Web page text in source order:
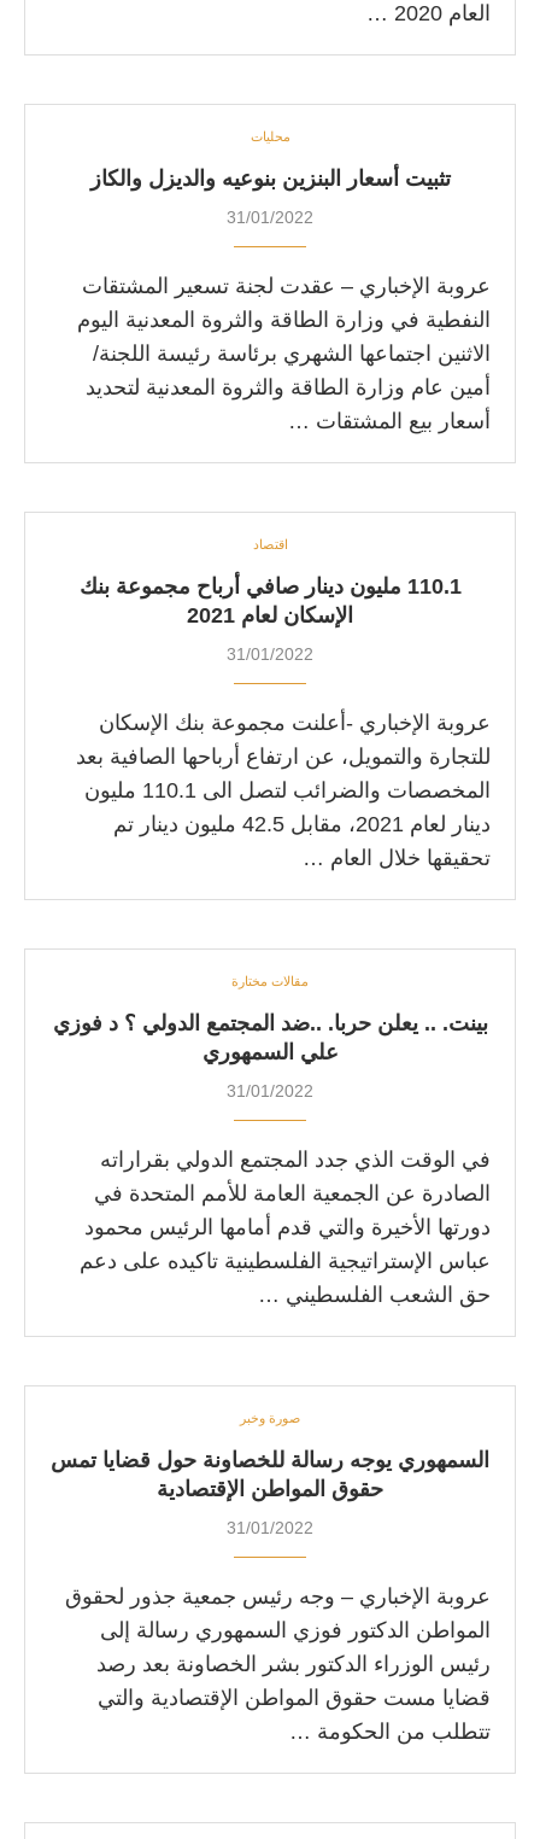
العام 2020 …
محليات
تثبيت أسعار البنزين بنوعيه والديزل والكاز
31/01/2022
عروبة الإخباري – عقدت لجنة تسعير المشتقات
النفطية في وزارة الطاقة والثروة المعدنية اليوم
الاثنين اجتماعها الشهري برئاسة رئيسة اللجنة/
أمين عام وزارة الطاقة والثروة المعدنية لتحديد
أسعار بيع المشتقات …
اقتصاد
110.1 مليون دينار صافي أرباح مجموعة بنك
الإسكان لعام 2021
31/01/2022
عروبة الإخباري -أعلنت مجموعة بنك الإسكان
للتجارة والتمويل، عن ارتفاع أرباحها الصافية بعد
المخصصات والضرائب لتصل الى 110.1 مليون
دينار لعام 2021، مقابل 42.5 مليون دينار تم
تحقيقها خلال العام …
مقالات مختارة
بينت. .. يعلن حربا. ..ضد المجتمع الدولي ؟ د فوزي
علي السمهوري
31/01/2022
في الوقت الذي جدد المجتمع الدولي بقراراته
الصادرة عن الجمعية العامة للأمم المتحدة في
دورتها الأخيرة والتي قدم أمامها الرئيس محمود
عباس الإستراتيجية الفلسطينية تاكيده على دعم
حق الشعب الفلسطيني …
صورة وخبر
السمهوري يوجه رسالة للخصاونة حول قضايا تمس
حقوق المواطن الإقتصادية
31/01/2022
عروبة الإخباري – وجه رئيس جمعية جذور لحقوق
المواطن الدكتور فوزي السمهوري رسالة إلى
رئيس الوزراء الدكتور بشر الخصاونة بعد رصد
قضايا مست حقوق المواطن الإقتصادية والتي
تتطلب من الحكومة …